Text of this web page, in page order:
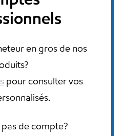
en gros de nos
pour consulter vos
de compte?